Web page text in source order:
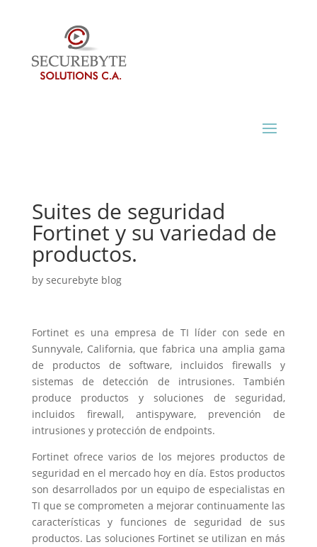
Suites de seguridad
Fortinet y su variedad de
productos.
by securebyte blog
Fortinet es una empresa de TI líder con sede en
Sunnyvale, California, que fabrica una amplia gama
de productos de software, incluidos firewalls y
sistemas de detección de intrusiones. También
produce productos y soluciones de seguridad,
incluidos firewall, antispyware, prevención de
intrusiones y protección de endpoints.
Fortinet ofrece varios de los mejores productos de
seguridad en el mercado hoy en día. Estos productos
son desarrollados por un equipo de especialistas en
TI que se comprometen a mejorar continuamente las
características y funciones de seguridad de sus
productos. Las soluciones Fortinet se utilizan en más